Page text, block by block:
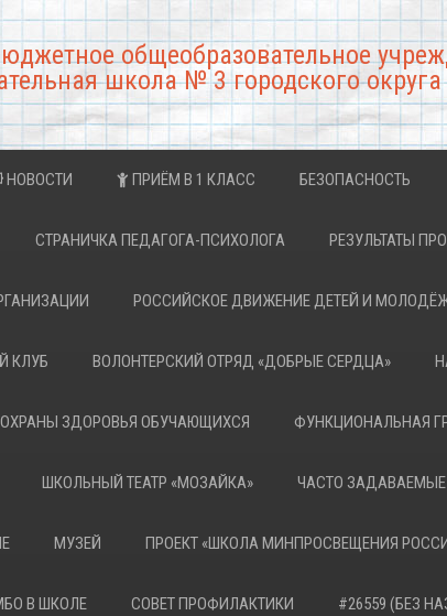
общеобразовательное
школа № 3 городского
НОВОСТИ ПРИЁМ В 1 КЛАСС БЕЗОПАСНОСТЬ
СТРАНИЧКА ПЕДАГОГА-ПСИХОЛОГА РЕЗУЛЬТАТЫ
РОССИЙСКОЕ ДВИЖЕНИЕ ДЕТЕЙ И
КЛУБ ВОЛОНТЕРСКИЙ ОТРЯД «ДОБРЫЕ СЕРДЦА»
ЗДОРОВЬЯ ОБУЧАЮЩИХСЯ ФУНКЦИОНАЛЬНАЯ
ШКОЛЬНЫЙ ТЕАТР «МОЗАЙКА» ЧАСТО
МУЗЕЙ ПРОЕКТ «ШКОЛА МИНПРОСВЕЩЕНИЯ
В ШКОЛЕ СОВЕТ ПРОФИЛАКТИКИ #26559 (БЕЗ